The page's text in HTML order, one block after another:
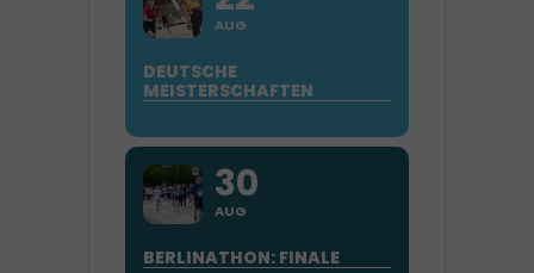
AUG
DEUTSCHE
MEISTERSCHAFTEN
30
AUG
BERLINATHON: FINALE